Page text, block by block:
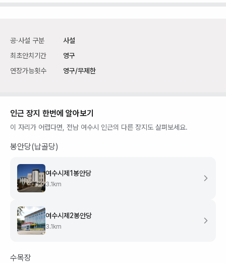
공·사설 구분
사설
최초안치기간
영구
연장가능횟수
영구/무제한
인근 장지 한번에 알아보기
이 자리가 어렵다면, 전남 여수시 인근의 다른 장지도 살펴보세요.
봉안당(납골당)
여수시제1봉안당
3.1 km
여수시제2봉안당
3.1 km
수목장